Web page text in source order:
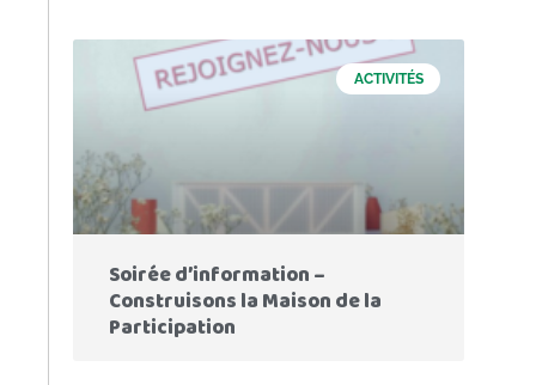
ACTIVITÉS
Soirée d’information –
Construisons la Maison de la
Participation